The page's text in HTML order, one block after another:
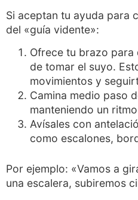
Si aceptan tu ayuda para
del «guía vidente»:
Ofrece tu brazo para
de tomar el suyo.
movimientos y
Camina medio paso
manteniendo un
Avísales con
como escalones,
Por ejemplo: «Vamos a
una escalera, subiremos